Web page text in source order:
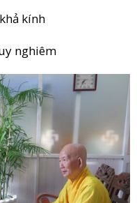
kính
nghiêm